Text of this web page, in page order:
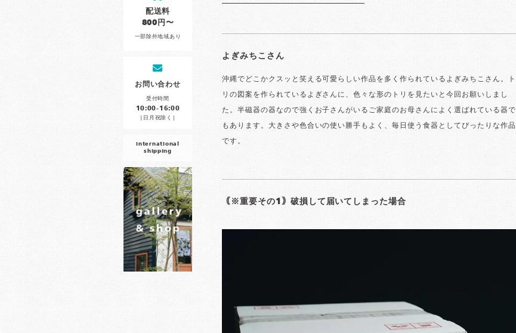
配送料
800円〜
一部除外地域あり
お問い合わせ
受付時間
10:00-16:00
［日月祝除く］
international
shipping
よぎみちこさん
沖縄でどこかクスッと笑える可愛らしい作品を多く作られているよぎみちこさん。ト
リの図案を作られているよぎさんに、色々な形のトリを見たいと今回お願いしまし
た。半磁器の器なので強くお子さんがいるご家庭のお母さんによく選ばれている器で
もあります。大きさや色合いの使い勝手もよく、毎日使う食器としてぴったりな作品
です。
｟※重要その1｠破損して届いてしまった場合